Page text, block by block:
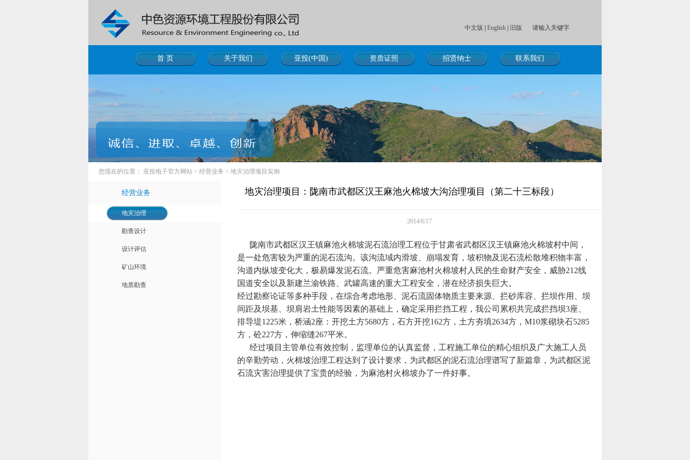
中文版 English 旧版
首 页 关于我们 亚投(中国) 资质证照 招贤纳士 联系我们
您现在的位置： 亚投电子官方网站 > 经营业务 > 地灾治理项目实例
经营业务
地灾治理
勘查设计
设计评估
矿山环境
地质勘查
地灾治理项目：陇南市武都区汉王麻池火棉坡大沟治理项目（第二十三标段）
2014/6/17
陇南市武都区汉王镇麻池火棉坡泥石流治理工程位于甘肃省武都区汉王镇麻池火棉坡村中间，
是一处危害较为严重的泥石流沟。该沟流域内滑坡、崩塌发育，坡积物及泥石流松散堆积物丰富，
沟道内纵坡变化大，极易爆发泥石流。严重危害麻池村火棉坡村人民的生命财产安全，威胁212线
国道安全以及新建兰渝铁路、武罐高速的重大工程安全，潜在经济损失巨大。
经过勘察论证等多种手段，在综合考虑地形、泥石流固体物质主要来源、拦砂库容、拦坝作用、坝
间距及坝基、坝肩岩土性能等因素的基础上，确定采用拦挡工程，我公司累积共完成拦挡坝3座、
排导堤1225米，桥涵2座：开挖土方5680方，石方开挖162方，土方夯填2634方，M10浆砌块石5285
方，砼227方，伸缩缝267平米。
经过项目主管单位有效控制，监理单位的认真监督，工程施工单位的精心组织及广大施工人员
的辛勤劳动，火棉坡治理工程达到了设计要求，为武都区的泥石流治理谱写了新篇章，为武都区泥
石流灾害治理提供了宝贵的经验，为麻池村火棉坡办了一件好事。